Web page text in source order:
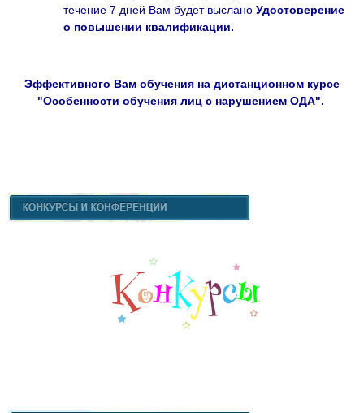
течение 7 дней Вам будет выслано Удостоверение
о повышении квалификации.
Эффективного Вам обучения на дистанционном курсе
"Особенности обучения лиц с нарушением ОДА".